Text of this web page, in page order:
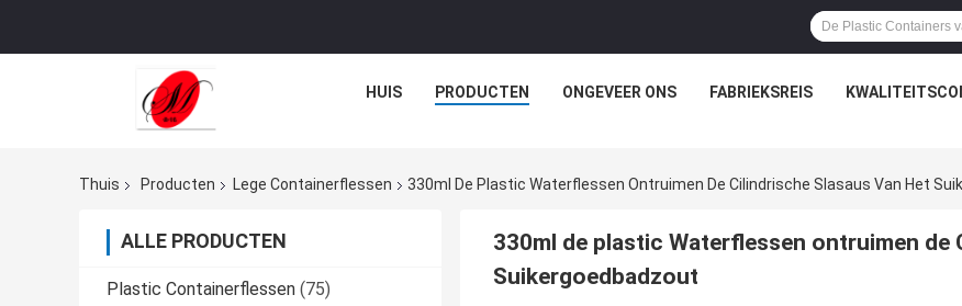
HUIS PRODUCTEN ONGEVEER ONS FABRIEKSREIS
Thuis Producten Lege Containerflessen 330ml De Plastic Waterflessen Ontruimen De Cilindrische Slasaus Van Het
ALLE PRODUCTEN
Plastic Containerflessen (75)
330ml de plastic Waterflessen ontruimen de
Suikergoedbadzout